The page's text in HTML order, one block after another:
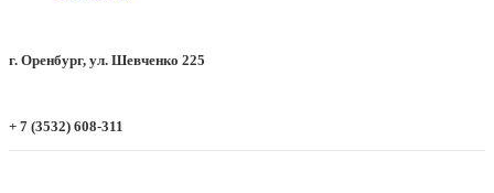
г. Оренбург, ул. Шевченко 225
+ 7 (3532) 608-311